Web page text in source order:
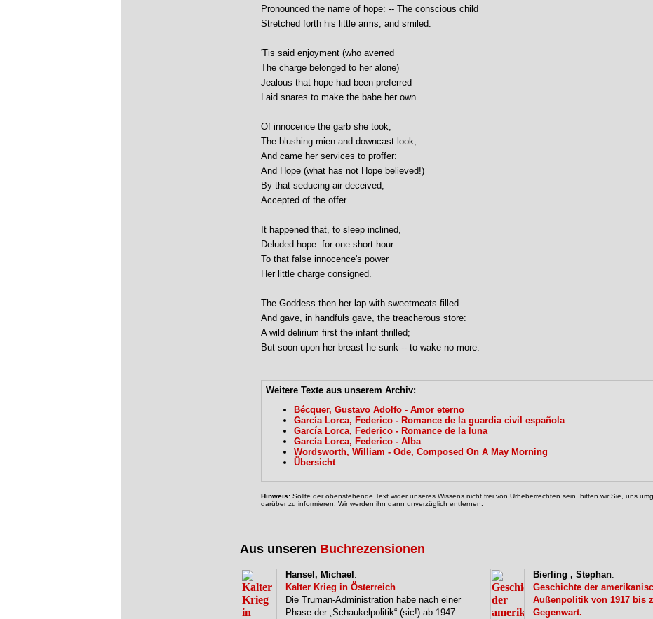
Pronounced the name of hope: -- The conscious child
Stretched forth his little arms, and smiled.
'Tis said enjoyment (who averred
The charge belonged to her alone)
Jealous that hope had been preferred
Laid snares to make the babe her own.
Of innocence the garb she took,
The blushing mien and downcast look;
And came her services to proffer:
And Hope (what has not Hope believed!)
By that seducing air deceived,
Accepted of the offer.
It happened that, to sleep inclined,
Deluded hope: for one short hour
To that false innocence's power
Her little charge consigned.
The Goddess then her lap with sweetmeats filled
And gave, in handfuls gave, the treacherous store:
A wild delirium first the infant thrilled;
But soon upon her breast he sunk -- to wake no more.
Weitere Texte aus unserem Archiv:
Bécquer, Gustavo Adolfo - Amor eterno
García Lorca, Federico - Romance de la guardia civil española
García Lorca, Federico - Romance de la luna
García Lorca, Federico - Alba
Wordsworth, William - Ode, Composed On A May Morning
Übersicht
Hinweis: Sollte der obenstehende Text wider unseres Wissens nicht frei von Urheberrechten sein, bitten wir Sie, uns
darüber zu informieren. Wir werden ihn dann unverzüglich entfernen.
Aus unseren Buchrezensionen
Hansel, Michael :
Kalter Krieg in Österreich
Die Truman-Administration habe nach einer
Phase der „Schaukelpolitik“ (sic!) ab 1947
Bierling , Stephan:
Geschichte der
Außenpolitik von 1917 bis
Gegenwart.